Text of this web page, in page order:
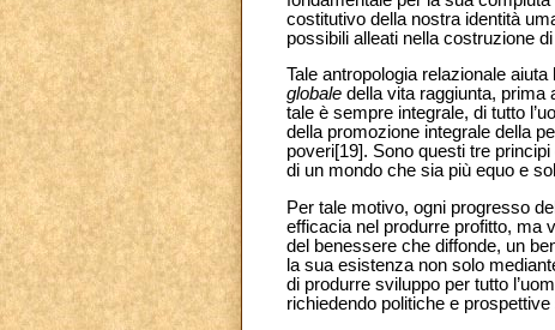
costitutivo della nostra identità
possibili alleati nella costruzione
Tale antropologia relazionale
globale della vita raggiunta, prima
tale è sempre integrale, di tutto
della promozione integrale della
poveri[19]. Sono questi tre
di un mondo che sia più equo e
Per tale motivo, ogni progresso
efficacia nel produrre profitto, ma
del benessere che diffonde, un
la sua esistenza non solo
di produrre sviluppo per tutto
richiedendo politiche e